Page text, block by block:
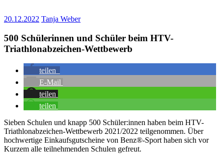
20.12.2022 Tanja Weber
500 Schülerinnen und Schüler beim HTV-
Triathlonabzeichen-Wettbewerb
teilen
E-Mail
teilen
teilen
Sieben Schulen und knapp 500 Schüler:innen haben beim HTV-
Triathlonabzeichen-Wettbewerb 2021/2022 teilgenommen. Über
hochwertige Einkaufsgutscheine von Benz®-Sport haben sich vor
Kurzem alle teilnehmenden Schulen gefreut.